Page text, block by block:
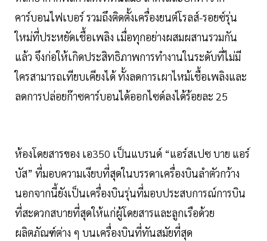
คาร์บอนไฟเบอร์ รวมถึงติดตั้งเครื่องยนต์โรลส์-รอยซ์รุ่น
ใหม่ที่ประหยัดเชื้อเพลิง เมื่อทุกอย่างผสมผสานรวมกัน
แล้ว จึงก่อให้เกิดประสิทธิภาพการทำงานในระดับที่ไม่มี
ใครสามารถเทียบเคียงได้ ทั้งลดการเผาไหม้เชื้อเพลิงและ
ลดการปล่อยก๊าซคาร์บอนได้ออกไซด์ลงได้ร้อยละ 25
ห้องโดยสารของ เอ350 เป็นแบรนด์ “แอร์สเปซ บาย แอร์
บัส” ที่มอบความเงียบที่สุดในบรรดาเครื่องบินลำตัวกว้าง
นอกจากนี้ยังเป็นเครื่องบินรุ่นที่มอบประสบการณ์การบิน
ที่สะดวกสบายที่สุดให้แก่ผู้โดยสารและลูกเรือด้วย
ผลิตภัณฑ์ต่าง ๆ บนเครื่องบินที่ทันสมัยที่สุด